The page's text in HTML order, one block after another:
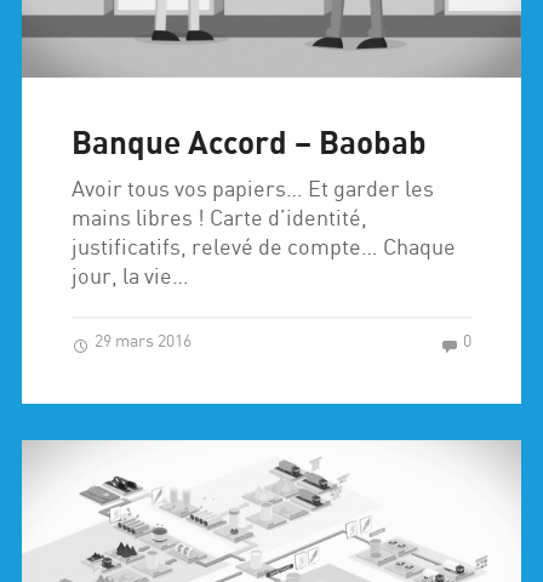
Banque Accord – Baobab
Avoir tous vos papiers… Et garder les
mains libres ! Carte d’identité,
justificatifs, relevé de compte… Chaque
jour, la vie…
29 mars 2016 0